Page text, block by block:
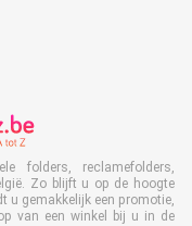
folders, reclamefolders,
Zo blijft u op de hoogte
u gemakkelijk een promotie,
van een winkel bij u in de